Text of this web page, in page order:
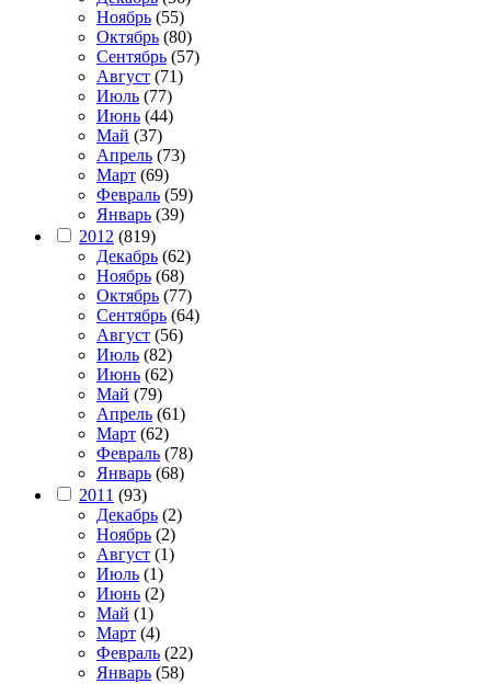
Ноябрь (55)
Октябрь (80)
Сентябрь (57)
Август (71)
Июль (77)
Июнь (44)
Май (37)
Апрель (73)
Март (69)
Февраль (59)
Январь (39)
2012 (819)
Декабрь (62)
Ноябрь (68)
Октябрь (77)
Сентябрь (64)
Август (56)
Июль (82)
Июнь (62)
Май (79)
Апрель (61)
Март (62)
Февраль (78)
Январь (68)
2011 (93)
Декабрь (2)
Ноябрь (2)
Август (1)
Июль (1)
Июнь (2)
Май (1)
Март (4)
Февраль (22)
Январь (58)